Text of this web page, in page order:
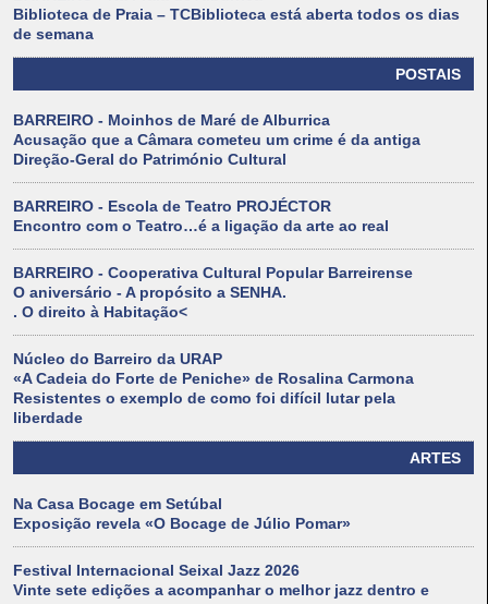
Biblioteca de Praia – TCBiblioteca está aberta todos os dias
de semana
POSTAIS
BARREIRO - Moinhos de Maré de Alburrica
Acusação que a Câmara cometeu um crime é da antiga
Direção-Geral do Património Cultural
BARREIRO - Escola de Teatro PROJÉCTOR
Encontro com o Teatro…é a ligação da arte ao real
BARREIRO - Cooperativa Cultural Popular Barreirense
O aniversário - A propósito a SENHA.
. O direito à Habitação<
Núcleo do Barreiro da URAP
«A Cadeia do Forte de Peniche» de Rosalina Carmona
Resistentes o exemplo de como foi difícil lutar pela
liberdade
ARTES
Na Casa Bocage em Setúbal
Exposição revela «O Bocage de Júlio Pomar»
Festival Internacional Seixal Jazz 2026
Vinte sete edições a acompanhar o melhor jazz dentro e